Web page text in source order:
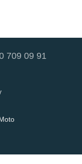
709 09 91